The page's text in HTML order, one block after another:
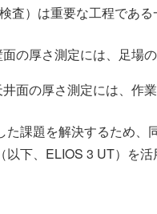
検査）は重要な工程であ
面の厚さ測定には、足場
井面の厚さ測定には、作
た課題を解決するため、
以下、ELIOS 3 UT）を